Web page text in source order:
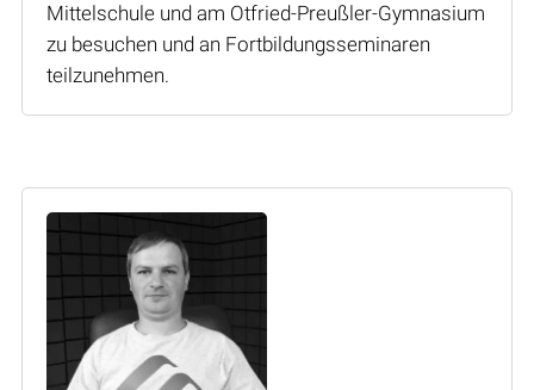
Mittelschule und am Otfried-Preußler-Gymnasium
zu besuchen und an Fortbildungsseminaren
teilzunehmen.